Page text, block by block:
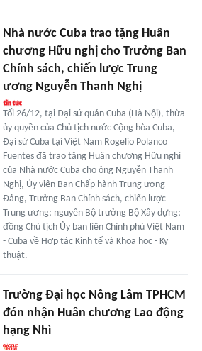
Nhà nước Cuba trao tặng Huân
chương Hữu nghị cho Trưởng Ban
Chính sách, chiến lược Trung
ương Nguyễn Thanh Nghị
Tối 26/12, tại Đại sứ quán Cuba (Hà Nội), thừa
ủy quyền của Chủ tịch nước Cộng hòa Cuba,
Đại sứ Cuba tại Việt Nam Rogelio Polanco
Fuentes đã trao tặng Huân chương Hữu nghị
của Nhà nước Cuba cho ông Nguyễn Thanh
Nghị, Ủy viên Ban Chấp hành Trung ương
Đảng, Trưởng Ban Chính sách, chiến lược
Trung ương; nguyên Bộ trưởng Bộ Xây dựng;
đồng Chủ tịch Ủy ban liên Chính phủ Việt Nam
- Cuba về Hợp tác Kinh tế và Khoa học - Kỹ
thuật.
Trường Đại học Nông Lâm TPHCM
đón nhận Huân chương Lao động
hạng Nhì